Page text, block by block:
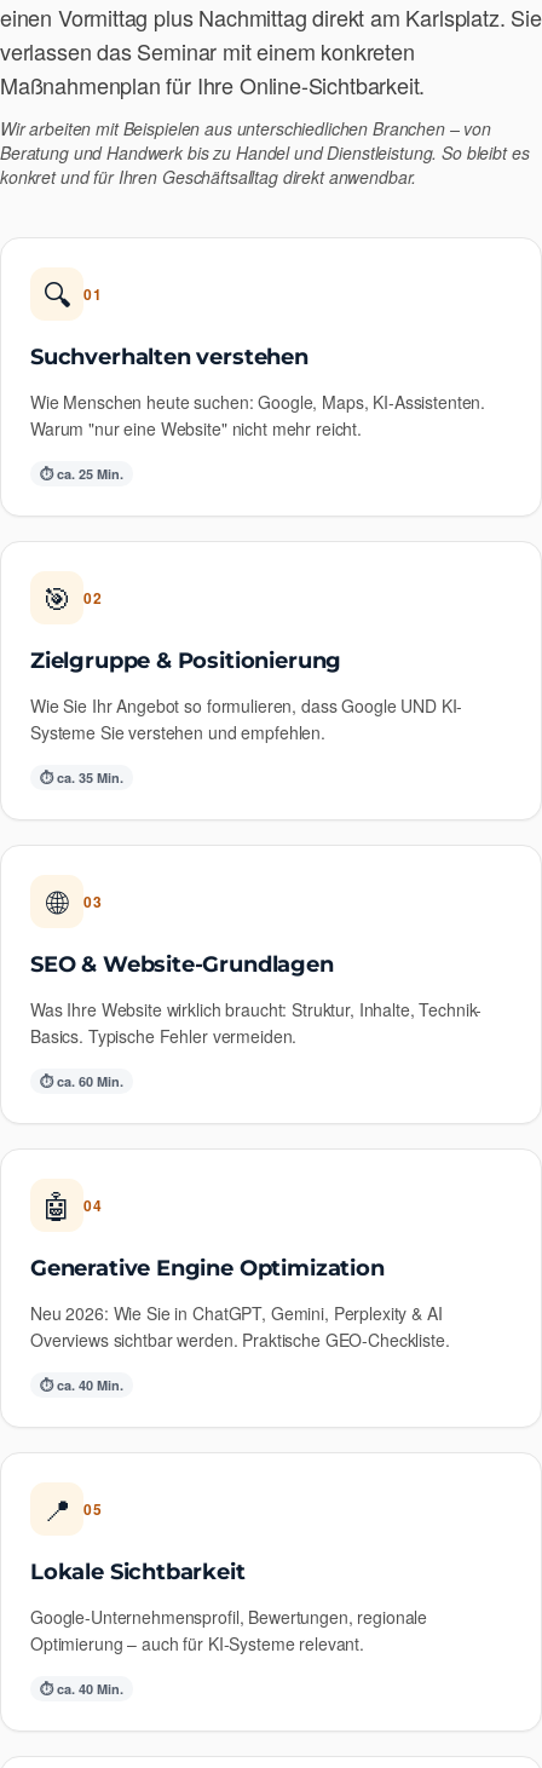
einen Vormittag plus Nachmittag direkt am Karlsplatz. Sie
verlassen das Seminar mit einem konkreten
Maßnahmenplan für Ihre Online-Sichtbarkeit.
Wir arbeiten mit Beispielen aus unterschiedlichen Branchen – von
Beratung und Handwerk bis zu Handel und Dienstleistung. So bleibt es
konkret und für Ihren Geschäftsalltag direkt anwendbar.
🔍 01
Suchverhalten verstehen
Wie Menschen heute suchen: Google, Maps, KI-Assistenten.
Warum "nur eine Website" nicht mehr reicht.
⏱ ca. 25 Min.
🎯 02
Zielgruppe & Positionierung
Wie Sie Ihr Angebot so formulieren, dass Google UND KI-
Systeme Sie verstehen und empfehlen.
⏱ ca. 35 Min.
🌐 03
SEO & Website-Grundlagen
Was Ihre Website wirklich braucht: Struktur, Inhalte, Technik-
Basics. Typische Fehler vermeiden.
⏱ ca. 60 Min.
🤖 04
Generative Engine Optimization
Neu 2026: Wie Sie in ChatGPT, Gemini, Perplexity & AI
Overviews sichtbar werden. Praktische GEO-Checkliste.
⏱ ca. 40 Min.
📍 05
Lokale Sichtbarkeit
Google-Unternehmensprofil, Bewertungen, regionale
Optimierung – auch für KI-Systeme relevant.
⏱ ca. 40 Min.